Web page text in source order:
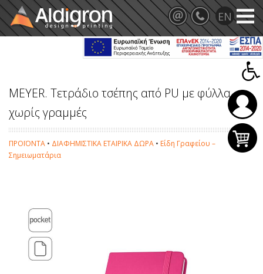
MEYER. Τετράδιο τσέπης από PU με φύλλα
χωρίς γραμμές
ΠΡΟΪΟΝΤΑ • ΔΙΑΦΗΜΙΣΤΙΚΑ ΕΤΑΙΡΙΚΑ ΔΩΡΑ • Είδη Γραφείου –
Σημειωματάρια